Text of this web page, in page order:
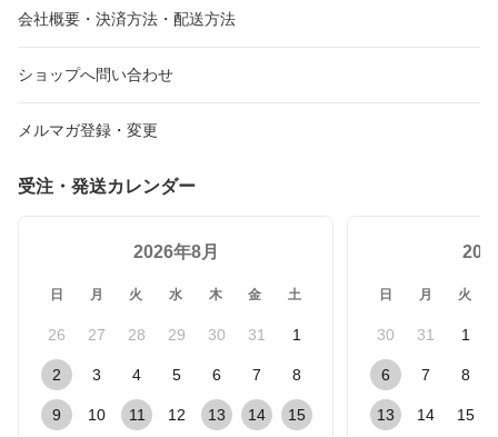
会社概要・決済方法・配送方法
ショップへ問い合わせ
メルマガ登録・変更
受注・発送カレンダー
2026年8月
日 月 火 水 木 金 土
26 27 28 29 30 31 1
2 3 4 5 6 7 8
9 10 11 12 13 14 15
日 月 火
30 31 1
6 7 8
13 14 15